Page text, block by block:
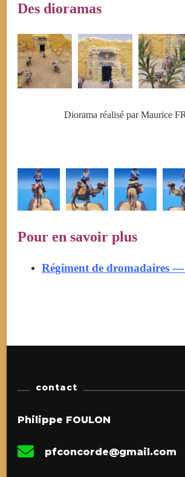
Des dioramas
Diorama réalisé par Maurice
Pour en savoir plus
Régiment de dromadaires
contact
Philippe FOULON
pfconcorde@gmail.com